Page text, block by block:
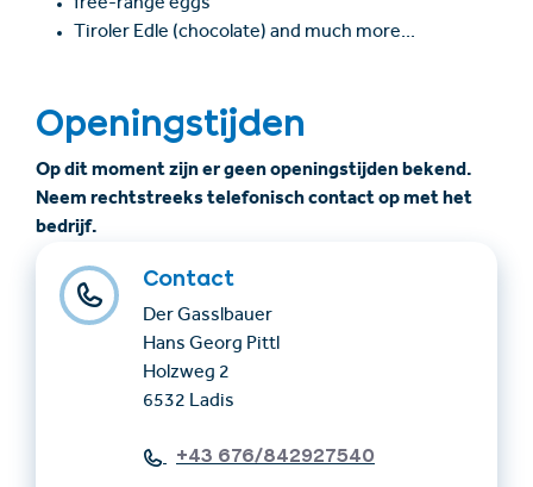
free-range eggs
Tiroler Edle (chocolate) and much more...
Openingstijden
Op dit moment zijn er geen openingstijden bekend.
Neem rechtstreeks telefonisch contact op met het
bedrijf.
Contact
Der Gasslbauer
Hans Georg Pittl
Holzweg 2
6532 Ladis
+43 676/842927540